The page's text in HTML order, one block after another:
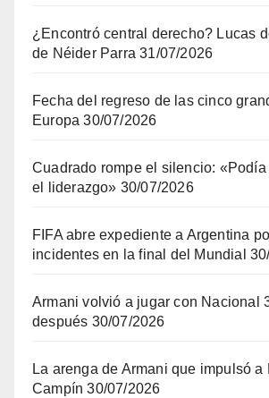
¿Encontró central derecho? Lucas
de Néider Parra 31/07/2026
Fecha del regreso de las cinco
Europa 30/07/2026
Cuadrado rompe el silencio:
el liderazgo» 30/07/2026
FIFA abre expediente a Argentina
incidentes en la final del Mundial
Armani volvió a jugar con Nacional
después 30/07/2026
La arenga de Armani que impulsó a
Campín 30/07/2026